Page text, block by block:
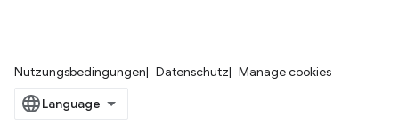
Nutzungsbedingungen Datenschutz Manage cookies